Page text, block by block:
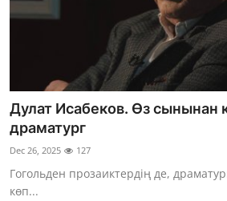
Дулат Исабеков. Өз сынынан
драматург
Dec 26, 2025 127
Гогольден прозаиктердің де,
көп...